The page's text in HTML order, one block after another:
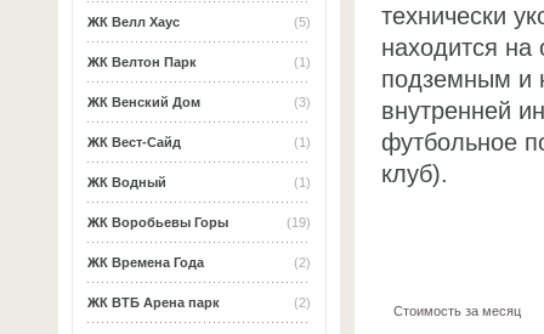
(5)
ЖК Велл Хаус
(1)
ЖК Велтон Парк
(3)
ЖК Венский Дом
(1)
ЖК Вест-Сайд
(1)
ЖК Водный
(19)
ЖК Воробьевы Горы
(2)
ЖК Времена Года
(2)
ЖК ВТБ Арена парк
технически
находится на
подземным и
внутренней
футбольное
клуб).
Стоимость за месяц